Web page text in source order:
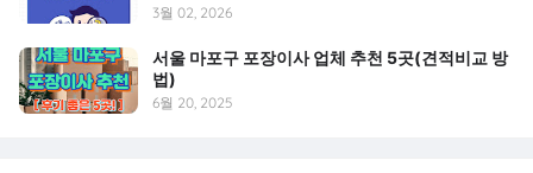
3월 02, 2026
서울 마포구 포장이사 업체 추천 5곳(견적비교 방
법)
6월 20, 2025